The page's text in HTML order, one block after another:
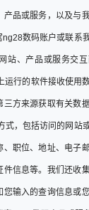
品或服务，以及与
数码账户或联系
站、产品或服务交
运行的软件接收使用
方来源获取有关数
式，包括访问的网站
职位、地址、电子
信息等。我们还收
输入的查询信息或